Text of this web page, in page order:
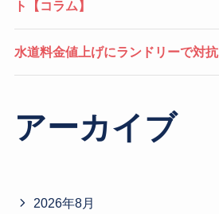
ト【コラム】
水道料金値上げにランドリーで対抗
アーカイブ
2026年8月